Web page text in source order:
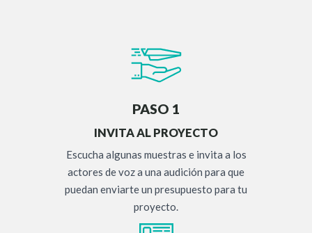
PASO 1
INVITA AL PROYECTO
Escucha algunas muestras e invita a los
actores de voz a una audición para que
puedan enviarte un presupuesto para tu
proyecto.